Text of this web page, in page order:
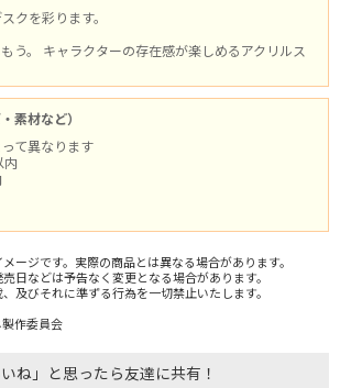
クを彩ります。
う。 キャラクターの存在感が楽しめるアクリルス
素材など）
て異なります
内
ージです。実際の商品とは異なる場合があります。
日などは予告なく変更となる場合があります。
及びそれに準ずる行為を一切禁止いたします。
作委員会
いね」と思ったら友達に共有！